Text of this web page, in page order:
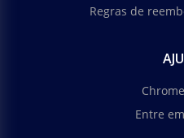
Regras de
Entre